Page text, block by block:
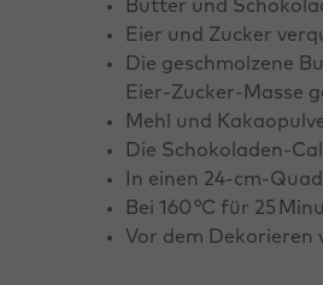
Butter und
Eier und Zucker
Die geschmolzene
Eier-Zucker-Masse
Mehl und
Die Schokoladen-
In einen 24-cm-
Bei 160 °C für 25
Vor dem Dekorieren